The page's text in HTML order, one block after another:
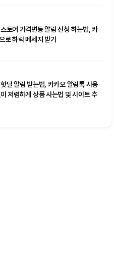
토어 가격변동 알림 신청 하는법, 카
로 하락 메세지 받기
딜 알림 받는법, 카카오 알림톡 사용
저렴하게 상품 사는법 및 사이트 추